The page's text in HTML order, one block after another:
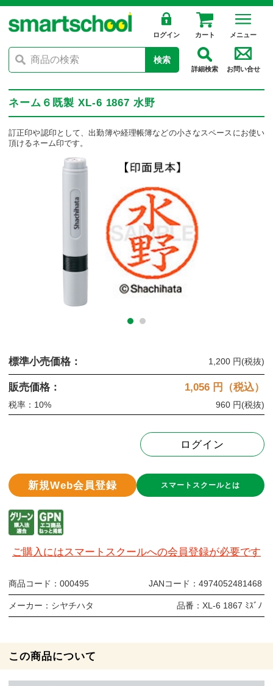
ログイン カート メニュー
検索
詳細検索 お問い合せ
ネーム６既製 XL-6 1867 水野
訂正印や認印として、出勤簿や経理帳簿などの小さなスペースにお使い
頂けるネーム印です。
標準小売価格： 1,200 円(税抜)
販売価格： 1,056 円（税込）
税率：10% 960 円(税抜)
ログイン
新規Web会員登録 スマートスクールとは
ご購入にはスマートスクールへの会員登録が必要です
商品コード： 000495 JANコード： 4974052481468
メーカー： シヤチハタ 品番： XL-6 1867 ﾐｽﾞﾉ
この商品について